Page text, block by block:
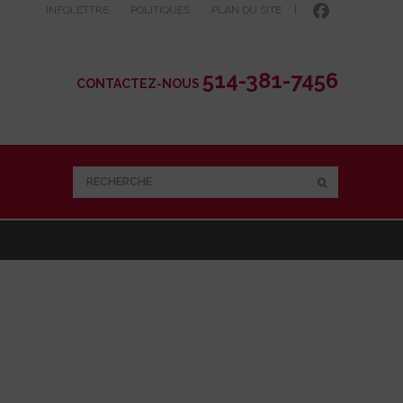
INFOLETTRE POLITIQUES PLAN DU SITE
CONTACTEZ-NOUS 514-381-7456
RECHERCHE